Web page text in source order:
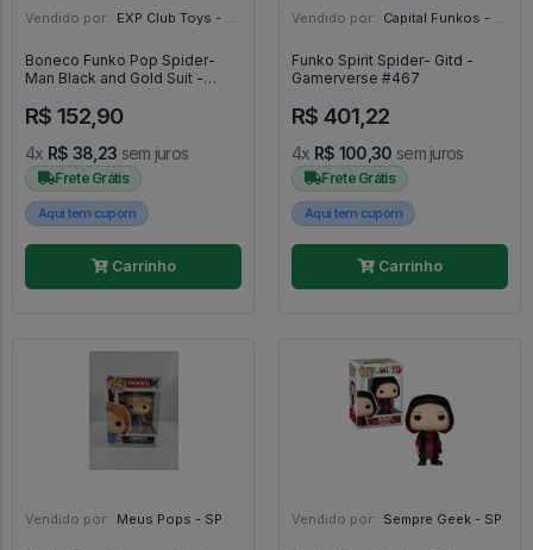
Vendido por: EXP Club Toys - SP
Boneco Funko Pop Spider-
Man Black and Gold Suit -
Way Home #1073
R$ 152,90
4x R$ 38,23 sem juros
Frete Grátis
Aqui tem cupom
Carrinho
Vendido por: Capital Funkos - DF
Funko Spirit Spider- Gitd -
Gamerverse #467
R$ 401,22
4x R$ 100,30 sem juros
Frete Grátis
Aqui tem cupom
Carrinho
Vendido por: Meus Pops - SP Vendido por: Sempre Geek - SP